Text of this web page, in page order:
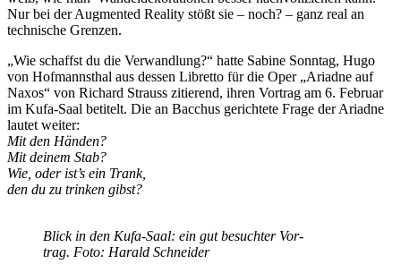
Nur bei der Aug­men­ted Rea­li­ty stößt sie – noch? – ganz real an
tech­ni­sche Grenzen.
„Wie schaffst du die Ver­wand­lung?“ hat­te Sa­bi­ne Sonn­tag, Hugo
von Hof­manns­thal aus des­sen Li­bret­to für die Oper „Ari­ad­ne auf
Na­xos“ von Ri­chard Strauss zi­tie­rend, ih­ren Vor­trag am 6. Fe­bru­ar
im Kufa-Saal be­ti­telt. Die an Bac­chus ge­rich­te­te Fra­ge der Ari­ad­ne
lau­tet weiter:
Mit den Händen?
Mit dei­nem Stab?
Wie, oder ist’s ein Trank,
den du zu trin­ken gibst?
Blick in den Kufa-Saal: ein gut be­such­ter Vor­
trag. Foto: Ha­rald Schneider